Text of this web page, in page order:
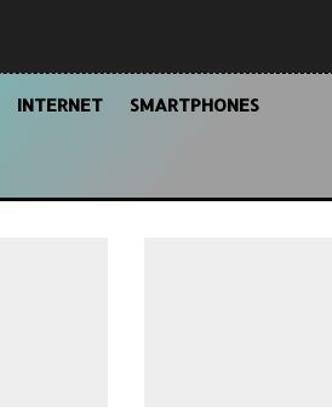
INTERNET SMARTPHONES